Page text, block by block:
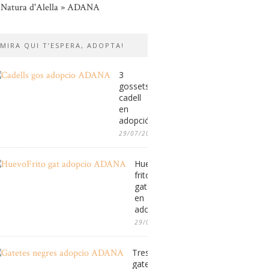
d'Alella » ADANA
MIRA QUI T’ESPERA, ADOPTA!
3
gossets
cadell
en
adopció
29/07/2026
Huevo
frito,
gat
en
adopció
29/07/2026
Tres
gatetes